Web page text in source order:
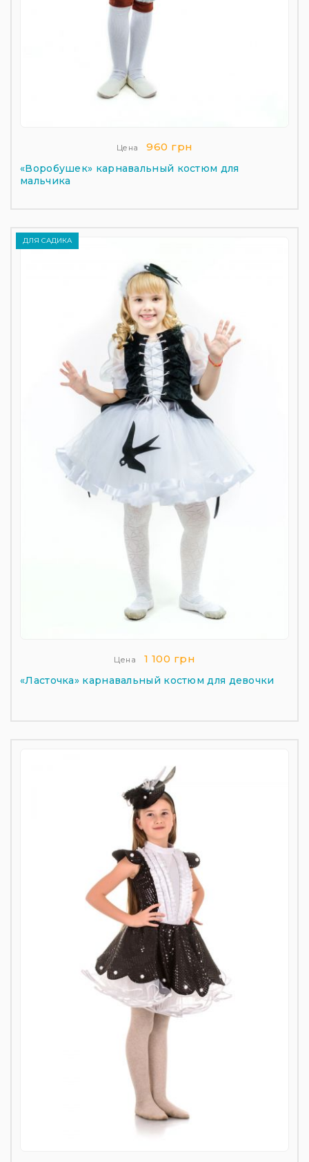
Цена 960 грн
«Воробушек» карнавальный костюм для
мальчика
ДЛЯ САДИКА
Цена 1 100 грн
«Ласточка» карнавальный костюм для девочки